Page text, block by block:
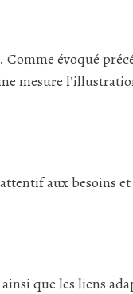
évoqué
mesure
aux besoins
que les liens